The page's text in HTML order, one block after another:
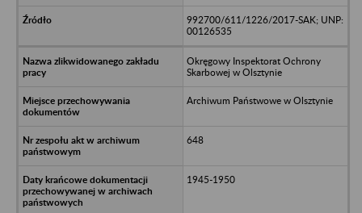
992700/611/1226/2017-SAK; UNP:
00126535
Okręgowy Inspektorat Ochrony
Skarbowej w Olsztynie
Archiwum Państwowe w Olsztynie
648
1945-1950